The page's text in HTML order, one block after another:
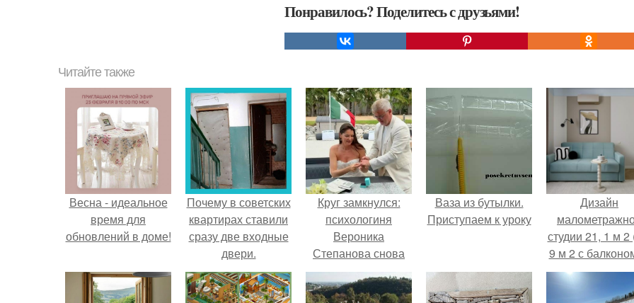
Понравилось? Поделитесь с друзьями!
Читайте также
Весна - идеальное
время для
обновлений в доме!
Почему в советских
квартирах ставили
сразу две входные
двери.
Круг замкнулся:
психологиня
Вероника
Степанова снова
вышла замуж за
собственного
Ваза из бутылки.
Приступаем к уроку
Дизайн
студии 21, 1 м 2
9 м 2 с
Краснодаре.